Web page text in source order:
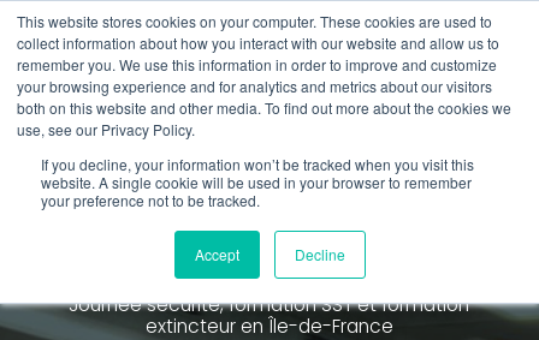
This website stores cookies on your computer. These cookies are used to
collect information about how you interact with our website and allow us to
remember you. We use this information in order to improve and customize
your browsing experience and for analytics and metrics about our visitors
both on this website and other media. To find out more about the cookies we
use, see our Privacy Policy.
If you decline, your information won’t be tracked when you visit this
website. A single cookie will be used in your browser to remember
your preference not to be tracked.
Accept Decline
Aller
au
contenu
principal
01 84 20 18 48
Spécialiste de la formation SST et
de la Formation Incendie
à Paris La Défense depuis 2015
Journée sécurité, formation SST et formation
extincteuren Île-de-France